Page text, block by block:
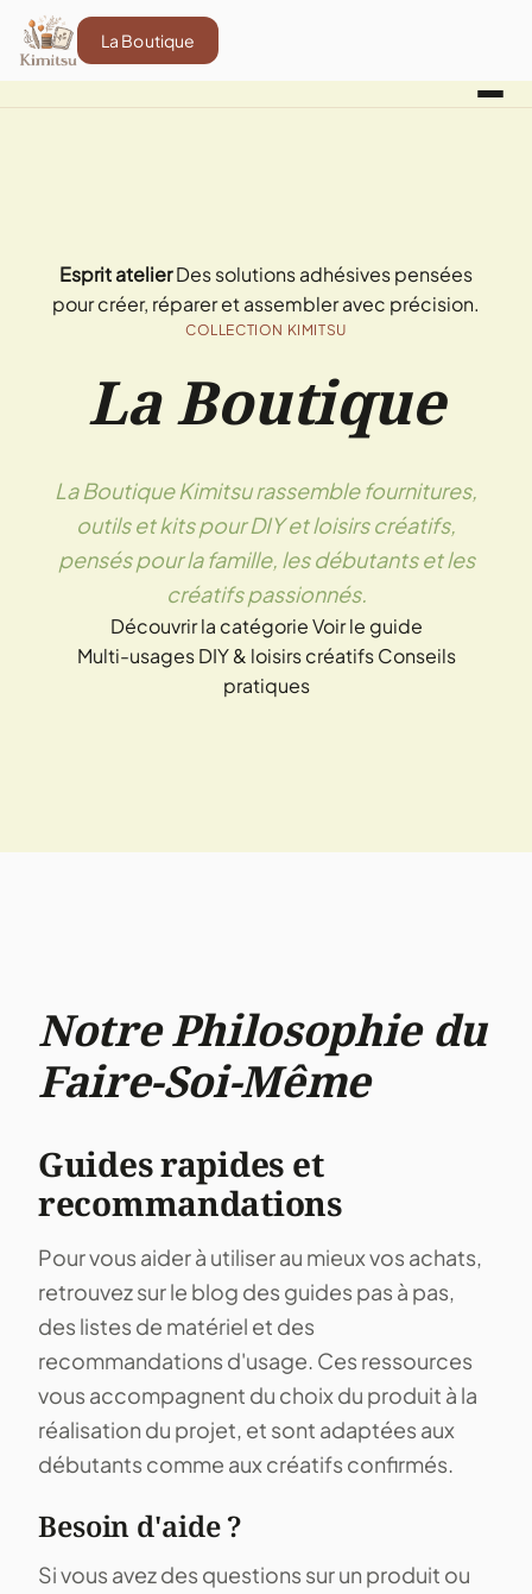
La Boutique
Esprit atelierDes solutions adhésives pensées
pour créer, réparer et assembler avec précision.
COLLECTION KIMITSU
La Boutique
La Boutique Kimitsu rassemble fournitures,
outils et kits pour DIY et loisirs créatifs,
pensés pour la famille, les débutants et les
créatifs passionnés.
Découvrir la catégorieVoir le guide
Multi-usages DIY & loisirs créatifs Conseils
pratiques
Notre Philosophie du
Faire-Soi-Même
Guides rapides et
recommandations
Pour vous aider à utiliser au mieux vos achats,
retrouvez sur le blog des guides pas à pas,
des listes de matériel et des
recommandations d'usage. Ces ressources
vous accompagnent du choix du produit à la
réalisation du projet, et sont adaptées aux
débutants comme aux créatifs confirmés.
Besoin d'aide ?
Si vous avez des questions sur un produit ou